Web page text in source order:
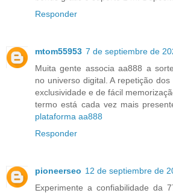
Responder
mtom55953 7 de septiembre de
Muita gente associa aa888 a
no universo digital. A repetição
exclusividade e de fácil
termo está cada vez mais
plataforma aa888
Responder
pioneerseo 12 de septiembre de
Experimente a confiabilidade da